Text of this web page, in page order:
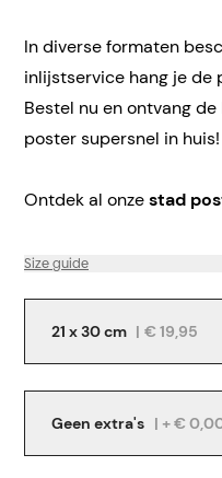
In diverse formaten
inlijstservice hang je de
Bestel nu en ontvang
poster supersnel in huis!
Ontdek al onzestad
Size guide
21 x 30 cm | € 19,95
Geen extra's | + €